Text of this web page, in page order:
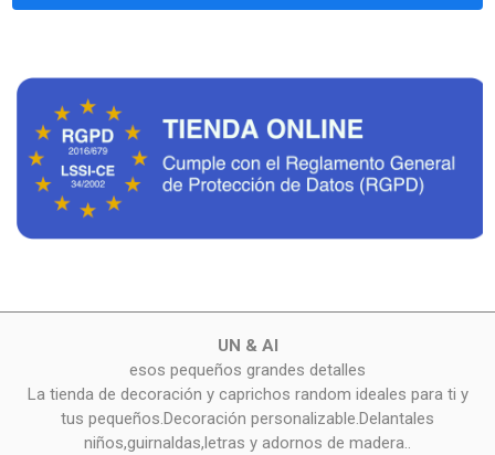
UN & AI
esos pequeños grandes detalles
La tienda de decoración y caprichos random ideales para ti y
tus pequeños.Decoración personalizable.Delantales
niños,guirnaldas,letras y adornos de madera..